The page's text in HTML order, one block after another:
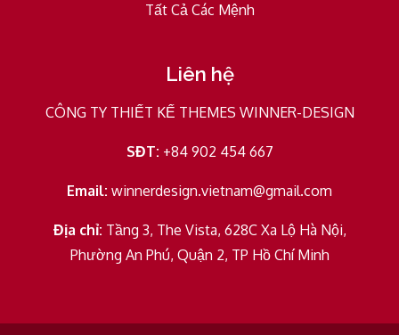
Tất Cả Các Mệnh
Liên hệ
CÔNG TY THIẾT KẾ THEMES WINNER-DESIGN
SĐT: +84 902 454 667
Email: winnerdesign.vietnam@gmail.com
Địa chỉ: Tầng 3, The Vista, 628C Xa Lộ Hà Nội,
Phường An Phú, Quận 2, TP Hồ Chí Minh